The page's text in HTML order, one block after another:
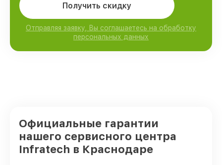
Получить скидку
Отправляя заявку, Вы соглашаетесь на обработку
персональных данных
Официальные гарантии
нашего сервисного центра
Infratech в Краснодаре